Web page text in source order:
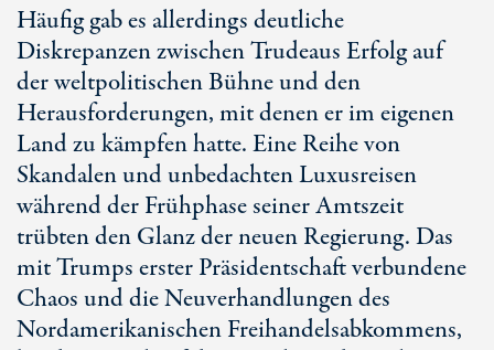
Häufig gab es allerdings deutliche
Diskrepanzen zwischen Trudeaus Erfolg auf
der weltpolitischen Bühne und den
Herausforderungen, mit denen er im eigenen
Land zu kämpfen hatte. Eine Reihe von
Skandalen und unbedachten Luxusreisen
während der Frühphase seiner Amtszeit
trübten den Glanz der neuen Regierung. Das
mit Trumps erster Präsidentschaft verbundene
Chaos und die Neuverhandlungen des
Nordamerikanischen Freihandelsabkommens,